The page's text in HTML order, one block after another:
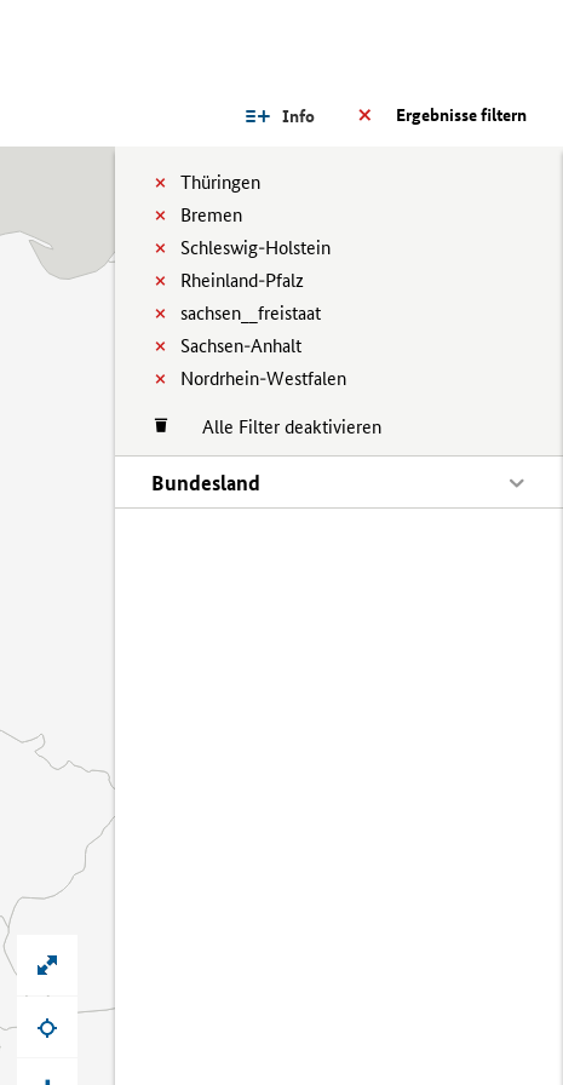
Ergebnisse filtern
Info
Thüringen
Bremen
Schleswig-Holstein
Rheinland-Pfalz
sachsen__freistaat
Sachsen-Anhalt
Nordrhein-Westfalen
Alle Filter deaktivieren
Bundesland